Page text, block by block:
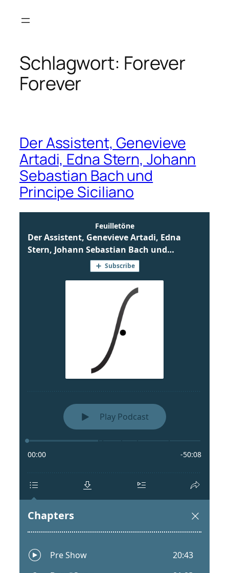
Inhalt
Schlagwort: Forever
Forever
Der Assistent, Genevieve
Artadi, Edna Stern, Johann
Sebastian Bach und
Principe Siciliano